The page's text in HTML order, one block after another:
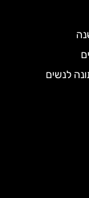
לנשים